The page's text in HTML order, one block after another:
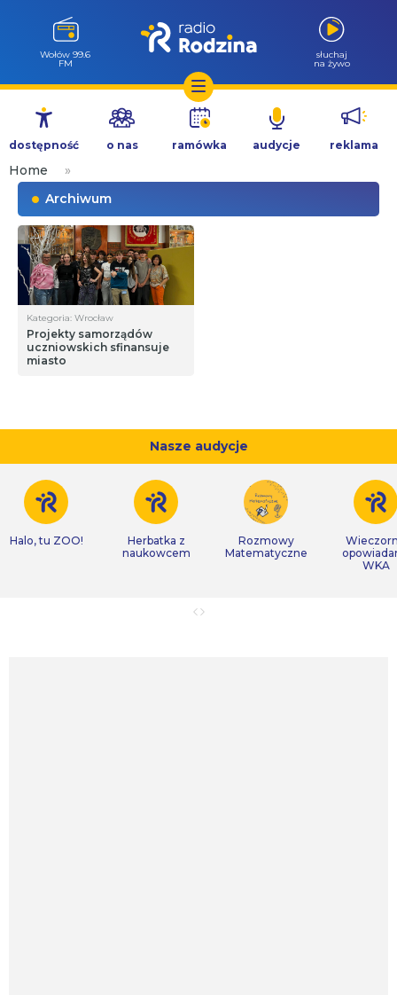
Przejdź
treści
Wołów 99.6
FM
słuchaj
na żywo
dostępność o nas ramówka audycje reklama
Home
»
Archiwum
Kategoria: Wrocław
Projekty samorządów
uczniowskich sfinansuje
miasto
Nasze audycje
Halo, tu ZOO!
Herbatka z
naukowcem
Rozmowy
Matematyczne
WKA